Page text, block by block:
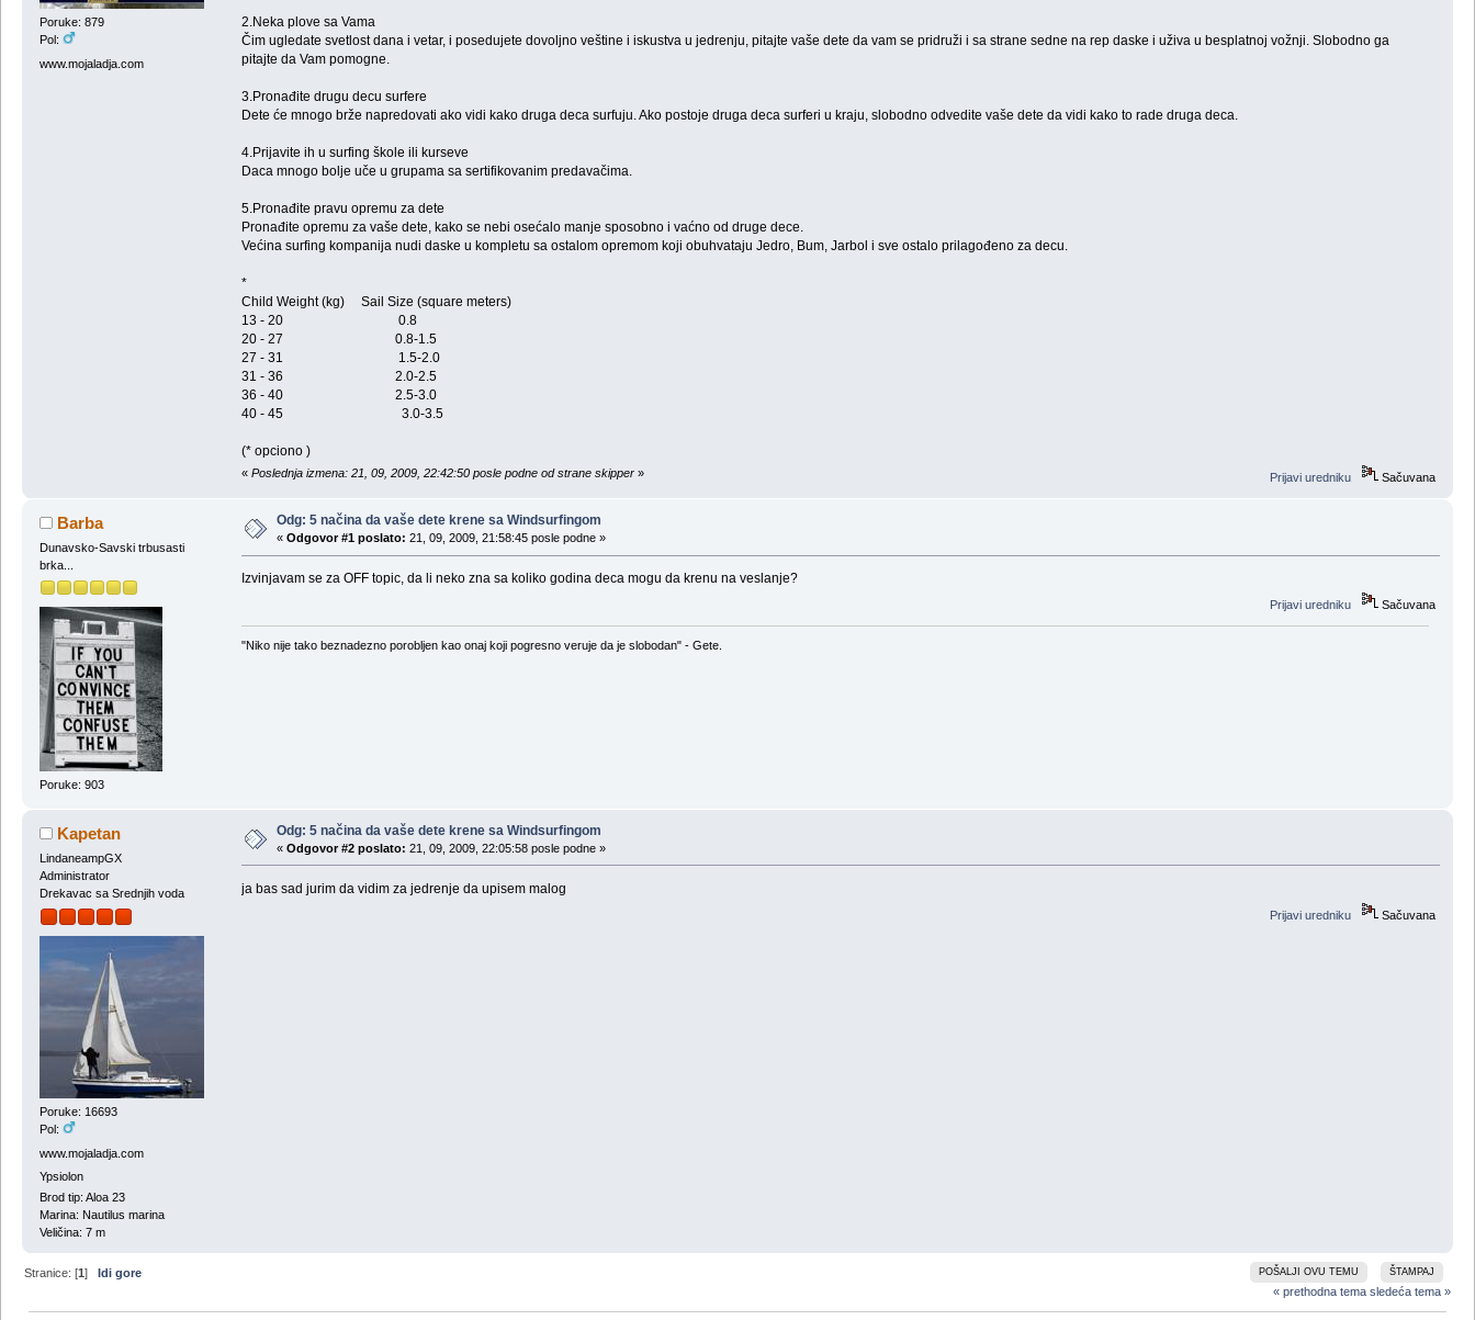
Poruke: 879
Pol:
www.mojaladja.com
2.Neka plove sa Vama
Čim ugledate svetlost dana i vetar, i posedujete dovoljno veštine i iskustva u jedrenju, pitajte vaše dete da vam se pridruži i sa strane sedne na rep daske i uživa u besplatnoj vožnji. Slobodno ga
pitajte da Vam pomogne.
3.Pronađite drugu decu surfere
Dete će mnogo brže napredovati ako vidi kako druga deca surfuju. Ako postoje druga deca surferi u kraju, slobodno odvedite vaše dete da vidi kako to rade druga deca.
4.Prijavite ih u surfing škole ili kurseve
Daca mnogo bolje uče u grupama sa sertifikovanim predavačima.
5.Pronađite pravu opremu za dete
Pronađite opremu za vaše dete, kako se nebi osećalo manje sposobno i vaćno od druge dece.
Većina surfing kompanija nudi daske u kompletu sa ostalom opremom koji obuhvataju Jedro, Bum, Jarbol i sve ostalo prilagođeno za decu.
*
Child Weight (kg) Sail Size (square meters)
13 - 20 0.8
20 - 27 0.8-1.5
27 - 31 1.5-2.0
31 - 36 2.0-2.5
36 - 40 2.5-3.0
40 - 45 3.0-3.5
(* opciono )
« Poslednja izmena: 21, 09, 2009, 22:42:50 posle podne od strane skipper» Prijavi uredniku Sačuvana
Barba
Dunavsko-Savski trbusasti
brka...
Poruke: 903
Odg: 5 načina da vaše dete krene sa Windsurfingom
« Odgovor #1 poslato: 21, 09, 2009, 21:58:45 posle podne »
Izvinjavam se za OFF topic, da li neko zna sa koliko godina deca mogu da krenu na veslanje?
Prijavi uredniku Sačuvana
"Niko nije tako beznadezno porobljen kao onaj koji pogresno veruje da je slobodan" - Gete.
Kapetan
LindaneampGX
Administrator
Drekavac sa Srednjih voda
Poruke: 16693
Pol:
www.mojaladja.com
Ypsiolon
Brod tip: Aloa 23
Marina: Nautilus marina
Veličina: 7 m
Odg: 5 načina da vaše dete krene sa Windsurfingom
« Odgovor #2 poslato: 21, 09, 2009, 22:05:58 posle podne »
ja bas sad jurim da vidim za jedrenje da upisem malog
Prijavi uredniku Sačuvana
POŠALJI OVU TEMU ŠTAMPAJ
Stranice: [1]Idi gore
« prethodna tema sledeća tema »